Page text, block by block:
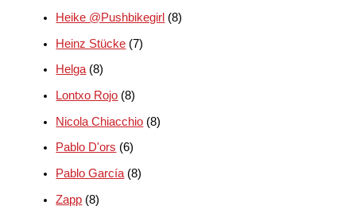
Heike @Pushbikegirl (8)
Heinz Stücke (7)
Helga(8)
Lontxo Rojo (8)
Nicola Chiacchio (8)
Pablo D'ors (6)
Pablo García (8)
Zapp (8)